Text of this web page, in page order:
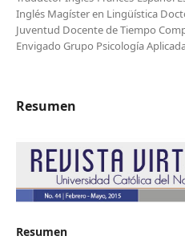
Inglés Magíster en Lingüística
Juventud Docente de Tiempo
Envigado Grupo Psicología
Resumen
Resumen